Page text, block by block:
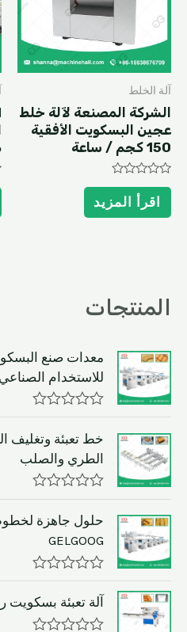
آلة الخلط
الشركة المصنعة لآلة خلط
عجين البسكويت الأفقية
150 كجم / ساعة
Rated
out
of
اقرأ المزيد
المنتجات
للاستخدام الصناعي
R
t
e
d
0
o
t
o
5
خط تعبئة وتغليف
الطري والصلب
R
t
e
d
0
o
u
t
o
حلول جاهزة
GELGOOG
R
a
t
e
آلة تعبئة